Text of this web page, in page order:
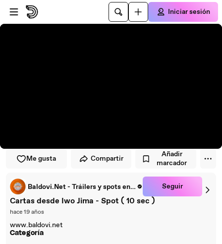
Saltar al reproductor
Saltar al contenido principal
Iniciar sesión
Me gusta Compartir
Añadir
marcador
Baldovi.Net - Tráilers y spots en español Seguir
Cartas desde Iwo Jima - Spot ( 10 sec )
hace 19 años
www.baldovi.net
Categoría